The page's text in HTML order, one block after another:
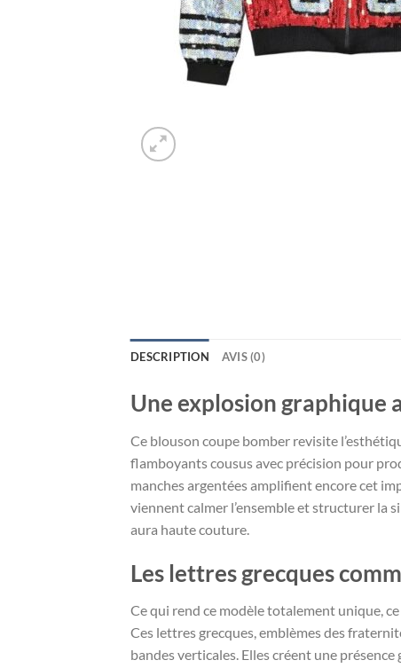
DESCRIPTION AVIS (0)
Une explosion graphique
Ce blouson coupe bomber revisite
flamboyants cousus avec précision pour
manches argentées amplifient encore cet
viennent calmer l’ensemble et structurer la
aura haute couture.
Les lettres grecques
Ce qui rend ce modèle totalement unique,
Ces lettres grecques, emblèmes des
bandes verticales. Elles créent une